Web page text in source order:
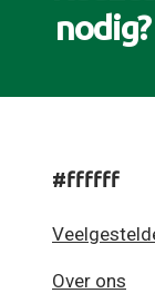
#ffffff
Over ons